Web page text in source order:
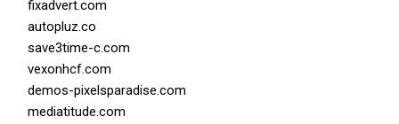
fixadvert.com
autopluz.co
save3time-c.com
vexonhcf.com
demos-pixelsparadise.com
mediatitude.com